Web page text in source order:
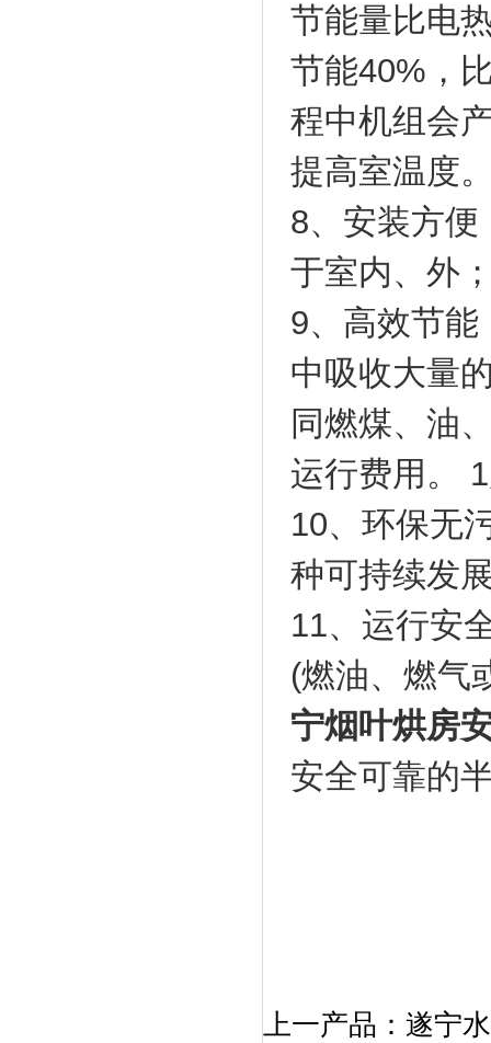
节能量比电
节能40%，
程中机组会
提高室温度
8、安装方
于室内、外
9、高效节
中吸收大量
同燃煤、油
运行费用。
10、环保无
种可持续发
11、运行安
(燃油、燃气
宁烟叶烘房
安全可靠的
上一产品： 遂宁